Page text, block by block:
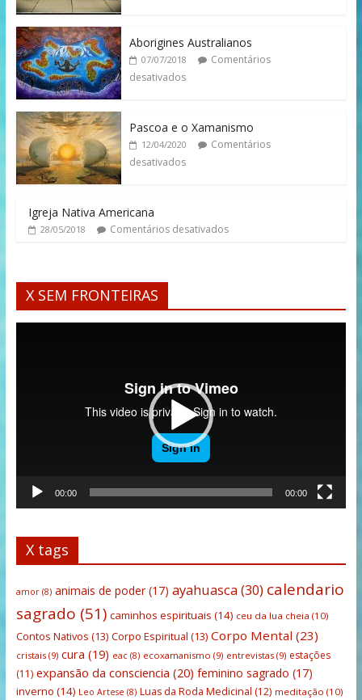
Aborigines Australianos
07/07/2018
Comentários
desativados
Pascoa e o Xamanismo
12/04/2020
Comentários
desativados
Igreja Nativa Americana
28/05/2018 Comentários desativados
X SEM FRONTEIRAS
00:00 00:00
X tags
amor(8) animais de poder(17) ayahuasca(30) calendario
sagrado (51) caminhos espirituais (14) ceu da lua cheia (10)
Contos Nativos (13) Corpo Espiritual (13) Corpo Mental (23)
cristais(9) cura (19) eac (8) ecoxamanismo (9) entrevistas(9) estações
(11) expansão da consciencia (20) feminino sagrado (17)
inverno (14) Leo Artese (8) Luas da Roda Medicinal (12) meditação (10)